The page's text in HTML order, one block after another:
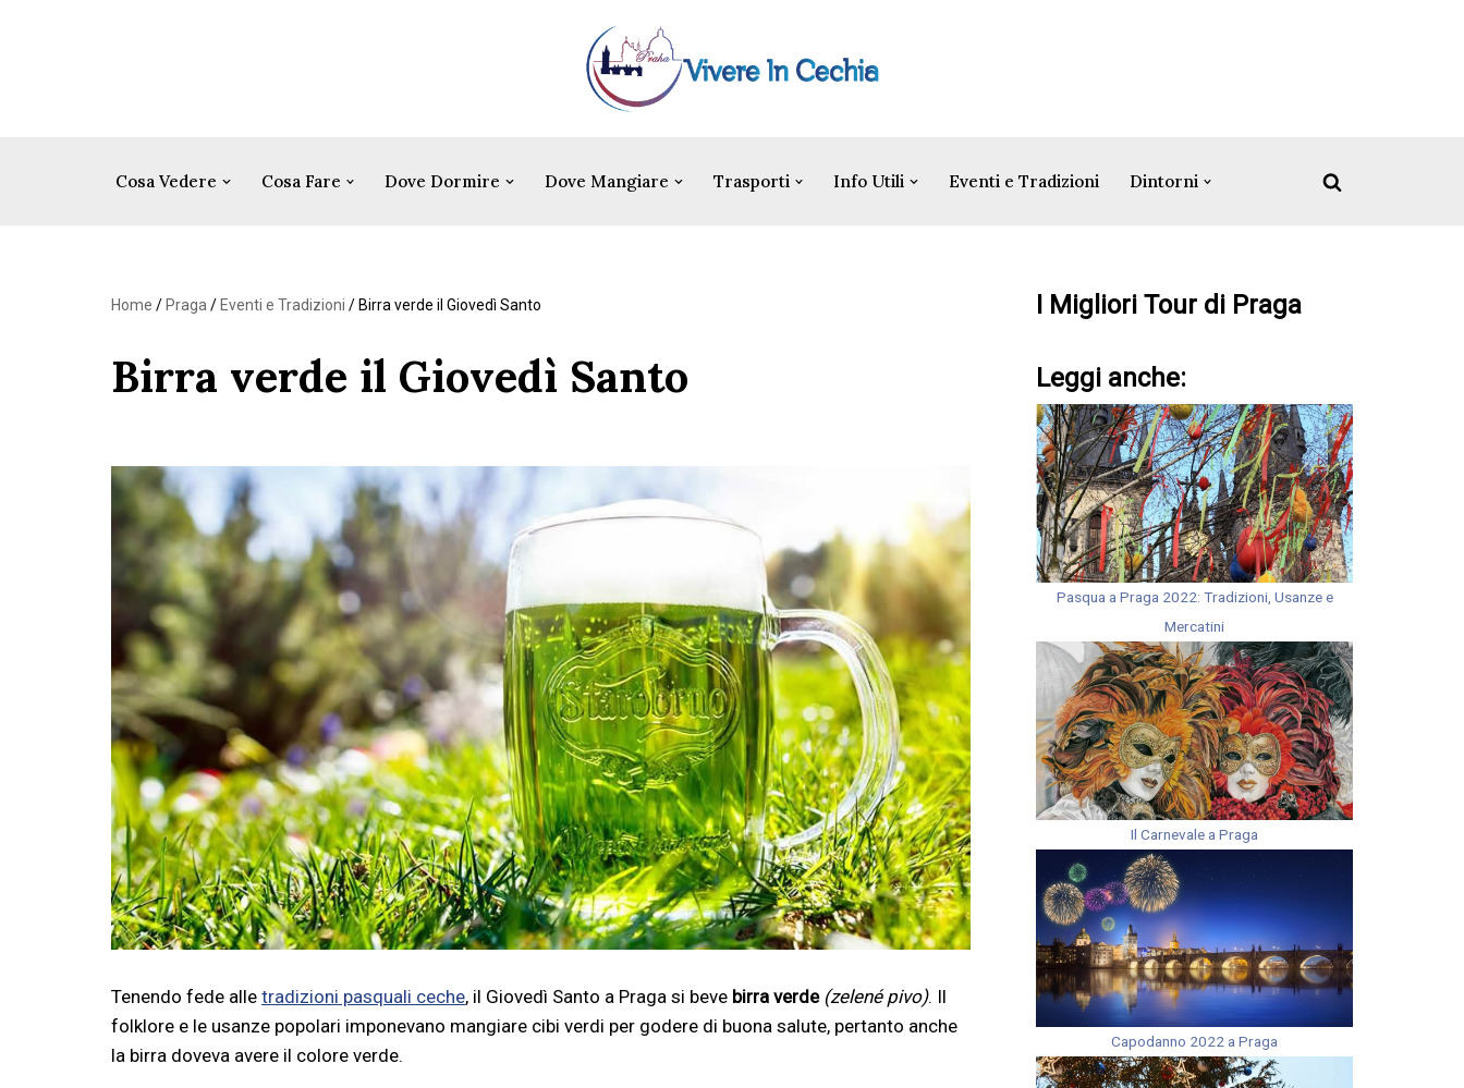
Cosa Vedere Cosa Fare Dove Dormire Dove Mangiare Trasporti Info Utili Eventi e Tradizioni Dintorni
Home / Praga/ Eventi e Tradizioni / Birra verde il Giovedì Santo
Birra verde il Giovedì Santo
Tenendo fede alle tradizioni pasquali ceche, il Giovedì Santo a Praga si beve birra verde (zelené pivo). Il
folklore e le usanze popolari imponevano mangiare cibi verdi per godere di buona salute, pertanto anche
la birra doveva avere il colore verde.
I Migliori Tour di Praga
Leggi anche:
Pasqua a Praga 2022: Tradizioni, Usanze e
Mercatini
Il Carnevale a Praga
Capodanno 2022 a Praga